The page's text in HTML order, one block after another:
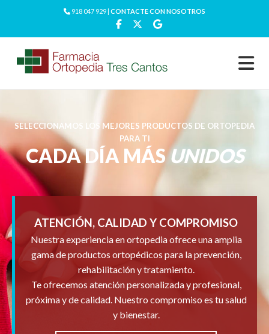
918 047 929 | CONTACTE CON NOSOTROS
SELECCIONAMOS LOS MEJORES PRODUCTOS DE ORTOPEDIA
PARA TI
CADA DÍA MÁSUNIDOS
ATENCIÓN, CALIDAD Y COMPROMISO
Nuestra experiencia en ortopedia ofrece una amplia
gama de productos ortopédicos para la prevención,
rehabilitación y tratamiento.
Te ofrecemos atención personalizada y profesional,
próxima y de calidad. Nuestro compromiso es tu salud
y bienestar.